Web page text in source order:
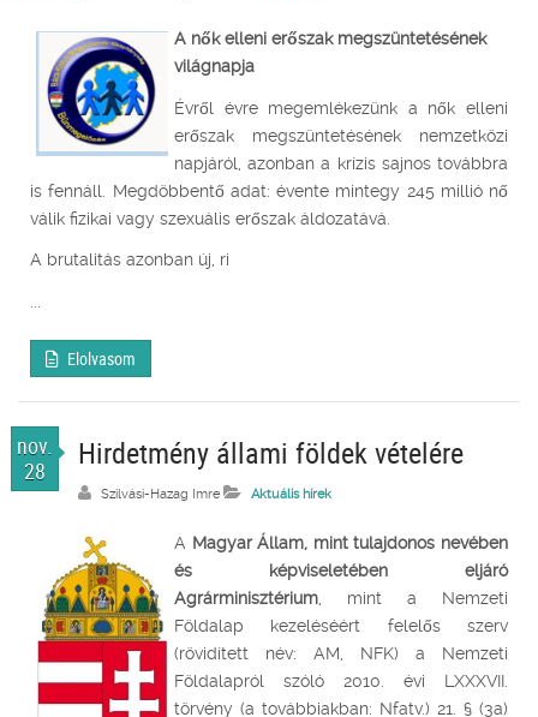
A nők elleni erőszak megszüntetésének
világnapja
Évről évre megemlékezünk a nők elleni
erőszak megszüntetésének nemzetközi
napjáról, azonban a krízis sajnos továbbra
is fennáll. Megdöbbentő adat: évente mintegy 245 millió nő
válik fizikai vagy szexuális erőszak áldozatává.
A brutalitás azonban új, ri
Elolvasom
nov.
28
Hirdetmény állami földek vételére
Szilvási-Hazag Imre Aktuális hírek
A Magyar Állam, mint tulajdonos nevében
és képviseletében eljáró
Agrárminisztérium , mint a Nemzeti
Földalap kezeléséért felelős szerv
(rövidített név: AM, NFK) a Nemzeti
Földalapról szóló 2010. évi LXXXVII.
törvény (a továbbiakban: Nfatv.) 21. § (3a)